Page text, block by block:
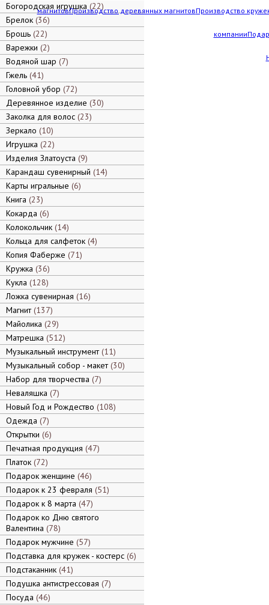
магнитовПроизводство деревянных магнитовПроизводство
компании
Богородская игрушка 22
Брелок 36
Брошь 22
Варежки 2
Водяной шар 7
Гжель 41
Головной убор 72
Деревянное изделие 30
Заколка для волос 23
Зеркало 10
Игрушка 22
Изделия Златоуста 9
Карандаш сувенирный 14
Карты игральные 6
Книга 23
Кокарда 6
Колокольчик 14
Кольца для салфеток 4
Копия Фаберже 71
Кружка 36
Кукла 128
Ложка сувенирная 16
Магнит 137
Майолика 29
Матрешка 512
Музыкальный инструмент 11
Музыкальный собор - макет 30
Набор для творчества 7
Неваляшка 7
Новый Год и Рождество 108
Одежда 7
Открытки 6
Печатная продукция 47
Платок 72
Подарок женщине 46
Подарок к 23 февраля 51
Подарок к 8 марта 47
Подарок ко Дню святого
Валентина 78
Подарок мужчине 57
Подставка для кружек - костерс 6
Подстаканник 41
Подушка антистрессовая 7
Посуда 46